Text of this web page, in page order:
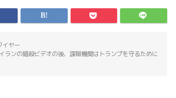
イヤー
ランの暗殺ビデオの後、諜報機関はトランプを守るために